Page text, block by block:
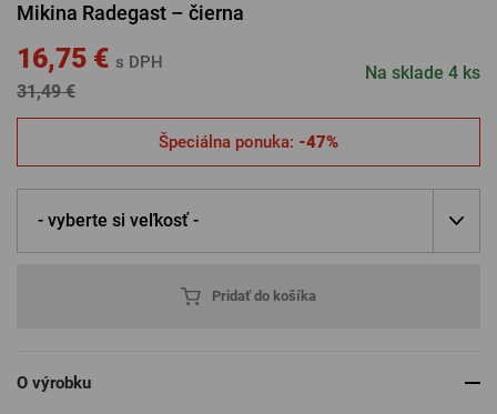
Mikina Radegast – čierna
31,49 €
16,75 € s DPH Na sklade 4 ks
Špeciálna ponuka: -47%
- vyberte si veľkosť -
Pridať do košíka
O výrobku